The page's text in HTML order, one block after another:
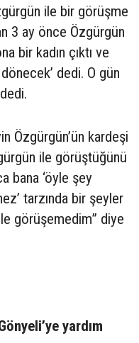
ile bir görüşme
3 ay önce Özgürgün
bir kadın çıktı ve
dedi. O gün
Özgürgün’ün kardeşi
ile görüştüğünü
bana ‘öyle şey
tarzında bir şeyler
görüşemedim” diye
yardım